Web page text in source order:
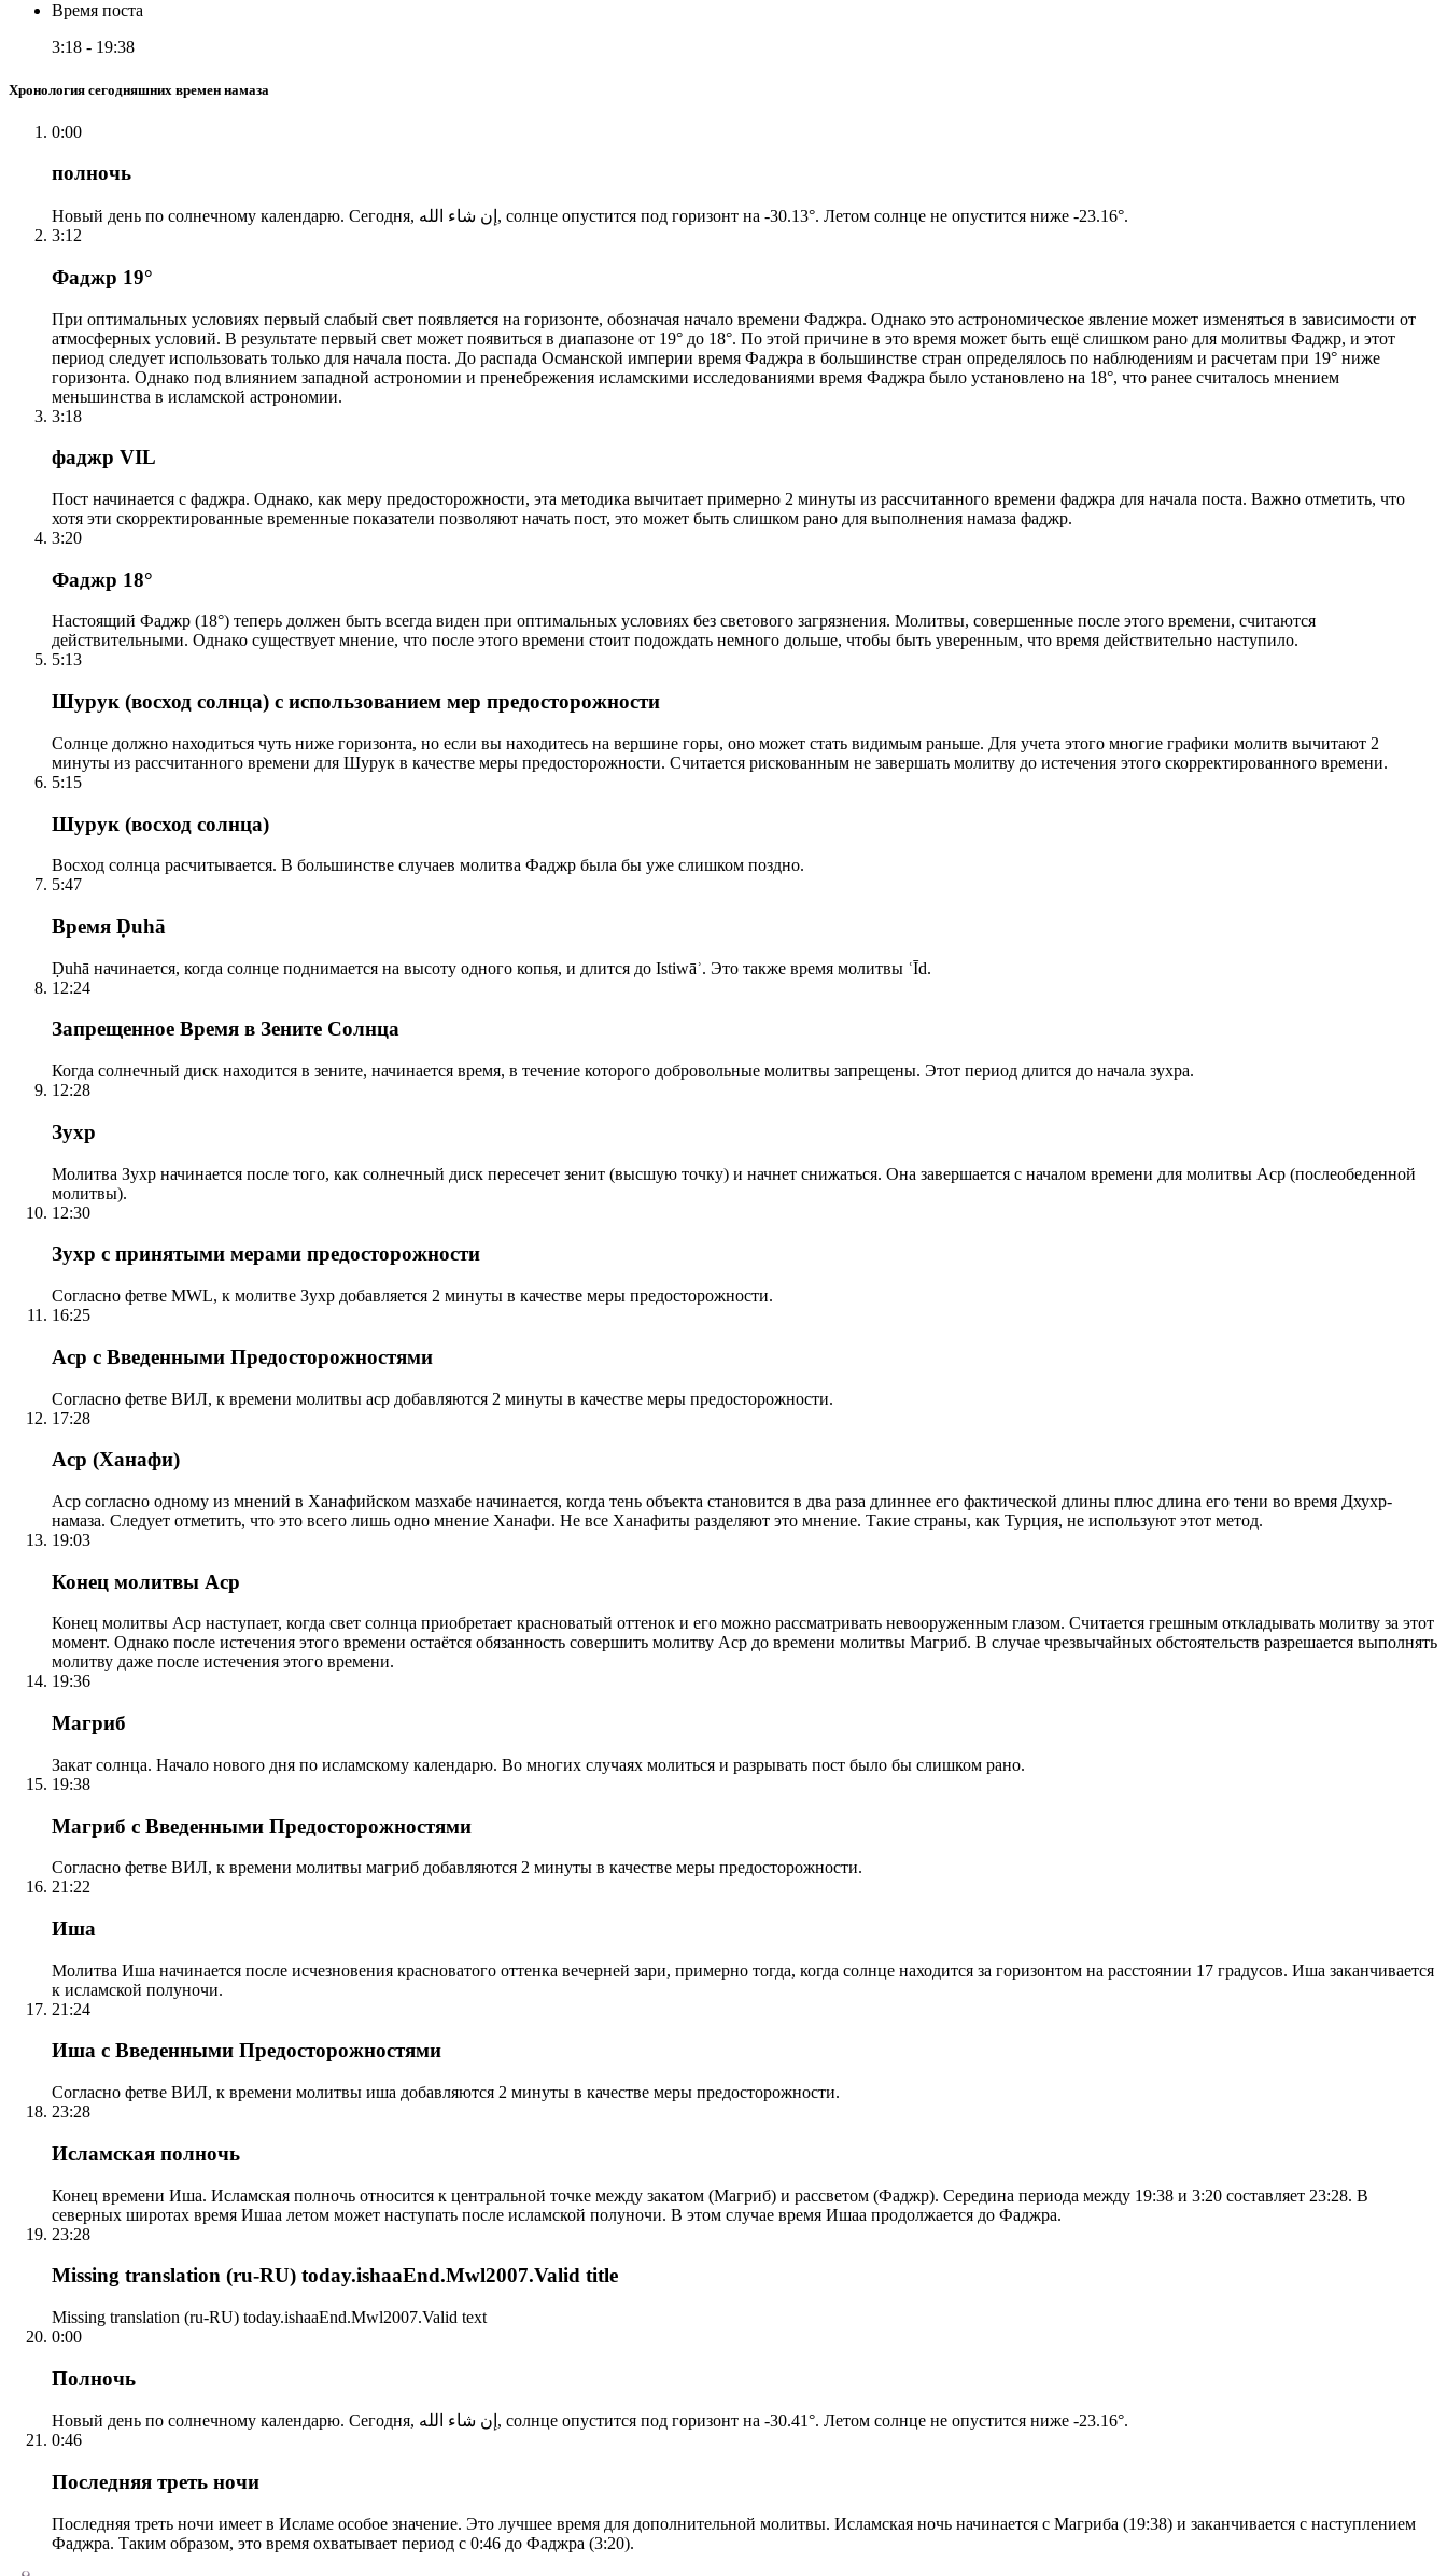
Время поста
3:18 - 19:38
Хронология сегодняшних времен намаза
0:00
полночь
Новый день по солнечному календарю. Сегодня, إن شاء الله, солнце опустится под горизонт на -30.13°. Летом солнце не опустится ниже -23.16°.
3:12
Фаджр 19°
При оптимальных условиях первый слабый свет появляется на горизонте, обозначая начало времени Фаджра. Однако это астрономическое явление может изменяться в зависимости от
атмосферных условий. В результате первый свет может появиться в диапазоне от 19° до 18°. По этой причине в это время может быть ещё слишком рано для молитвы Фаджр, и этот
период следует использовать только для начала поста. До распада Османской империи время Фаджра в большинстве стран определялось по наблюдениям и расчетам при 19° ниже
горизонта. Однако под влиянием западной астрономии и пренебрежения исламскими исследованиями время Фаджра было установлено на 18°, что ранее считалось мнением
меньшинства в исламской астрономии.
3:18
фаджр VIL
Пост начинается с фаджра. Однако, как меру предосторожности, эта методика вычитает примерно 2 минуты из рассчитанного времени фаджра для начала поста. Важно отметить, что
хотя эти скорректированные временные показатели позволяют начать пост, это может быть слишком рано для выполнения намаза фаджр.
3:20
Фаджр 18°
Настоящий Фаджр (18°) теперь должен быть всегда виден при оптимальных условиях без светового загрязнения. Молитвы, совершенные после этого времени, считаются
действительными. Однако существует мнение, что после этого времени стоит подождать немного дольше, чтобы быть уверенным, что время действительно наступило.
5:13
Шурук (восход солнца) с использованием мер предосторожности
Солнце должно находиться чуть ниже горизонта, но если вы находитесь на вершине горы, оно может стать видимым раньше. Для учета этого многие графики молитв вычитают 2
минуты из рассчитанного времени для Шурук в качестве меры предосторожности. Считается рискованным не завершать молитву до истечения этого скорректированного времени.
5:15
Шурук (восход солнца)
Восход солнца расчитывается. В большинстве случаев молитва Фаджр была бы уже слишком поздно.
5:47
Время Ḍuhā
Ḍuhā начинается, когда солнце поднимается на высоту одного копья, и длится до Istiwāʾ. Это также время молитвы ʿĪd.
12:24
Запрещенное Время в Зените Солнца
Когда солнечный диск находится в зените, начинается время, в течение которого добровольные молитвы запрещены. Этот период длится до начала зухра.
12:28
Зухр
Молитва Зухр начинается после того, как солнечный диск пересечет зенит (высшую точку) и начнет снижаться. Она завершается с началом времени для молитвы Аср (послеобеденной
молитвы).
12:30
Зухр с принятыми мерами предосторожности
Согласно фетве MWL, к молитве Зухр добавляется 2 минуты в качестве меры предосторожности.
16:25
Аср с Введенными Предосторожностями
Согласно фетве ВИЛ, к времени молитвы аср добавляются 2 минуты в качестве меры предосторожности.
17:28
Аср (Ханафи)
Аср согласно одному из мнений в Ханафийском мазхабе начинается, когда тень объекта становится в два раза длиннее его фактической длины плюс длина его тени во время Дхухр-
намаза. Следует отметить, что это всего лишь одно мнение Ханафи. Не все Ханафиты разделяют это мнение. Такие страны, как Турция, не используют этот метод.
19:03
Конец молитвы Аср
Конец молитвы Аср наступает, когда свет солнца приобретает красноватый оттенок и его можно рассматривать невооруженным глазом. Считается грешным откладывать молитву за этот
момент. Однако после истечения этого времени остаётся обязанность совершить молитву Аср до времени молитвы Магриб. В случае чрезвычайных обстоятельств разрешается выполнять
молитву даже после истечения этого времени.
19:36
Магриб
Закат солнца. Начало нового дня по исламскому календарю. Во многих случаях молиться и разрывать пост было бы слишком рано.
19:38
Магриб с Введенными Предосторожностями
Согласно фетве ВИЛ, к времени молитвы магриб добавляются 2 минуты в качестве меры предосторожности.
21:22
Иша
Молитва Иша начинается после исчезновения красноватого оттенка вечерней зари, примерно тогда, когда солнце находится за горизонтом на расстоянии 17 градусов. Иша заканчивается
к исламской полуночи.
21:24
Иша с Введенными Предосторожностями
Согласно фетве ВИЛ, к времени молитвы иша добавляются 2 минуты в качестве меры предосторожности.
23:28
Исламская полночь
Конец времени Иша. Исламская полночь относится к центральной точке между закатом (Магриб) и рассветом (Фаджр). Середина периода между 19:38 и 3:20 составляет 23:28. В
северных широтах время Ишаа летом может наступать после исламской полуночи. В этом случае время Ишаа продолжается до Фаджра.
23:28
Missing translation (ru-RU) today.ishaaEnd.Mwl2007.Valid title
Missing translation (ru-RU) today.ishaaEnd.Mwl2007.Valid text
0:00
Полночь
Новый день по солнечному календарю. Сегодня, إن شاء الله, солнце опустится под горизонт на -30.41°. Летом солнце не опустится ниже -23.16°.
0:46
Последняя треть ночи
Последняя треть ночи имеет в Исламе особое значение. Это лучшее время для дополнительной молитвы. Исламская ночь начинается с Магриба (19:38) и заканчивается с наступлением
Фаджра. Таким образом, это время охватывает период с 0:46 до Фаджра (3:20).